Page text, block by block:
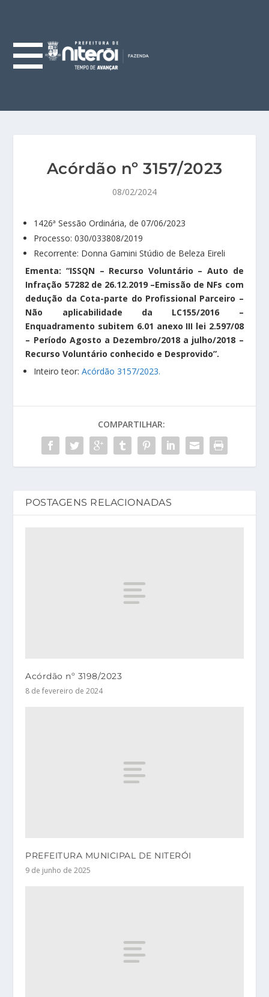
Acórdão nº 3157/2023
08/02/2024
1426ª Sessão Ordinária, de 07/06/2023
Processo: 030/033808/2019
Recorrente: Donna Gamini Stúdio de Beleza Eireli
Ementa: “ISSQN – Recurso Voluntário – Auto de
Infração 57282 de 26.12.2019 –Emissão de NFs com
dedução da Cota-parte do Profissional Parceiro –
Não aplicabilidade da LC155/2016 –
Enquadramento subitem 6.01 anexo III lei 2.597/08
– Período Agosto a Dezembro/2018 a julho/2018 –
Recurso Voluntário conhecido e Desprovido”.
Inteiro teor:Acórdão 3157/2023.
COMPARTILHAR:
POSTAGENS RELACIONADAS
Acórdão nº 3198/2023
8 de fevereiro de 2024
PREFEITURA MUNICIPAL DE NITERÓI
9 de junho de 2025